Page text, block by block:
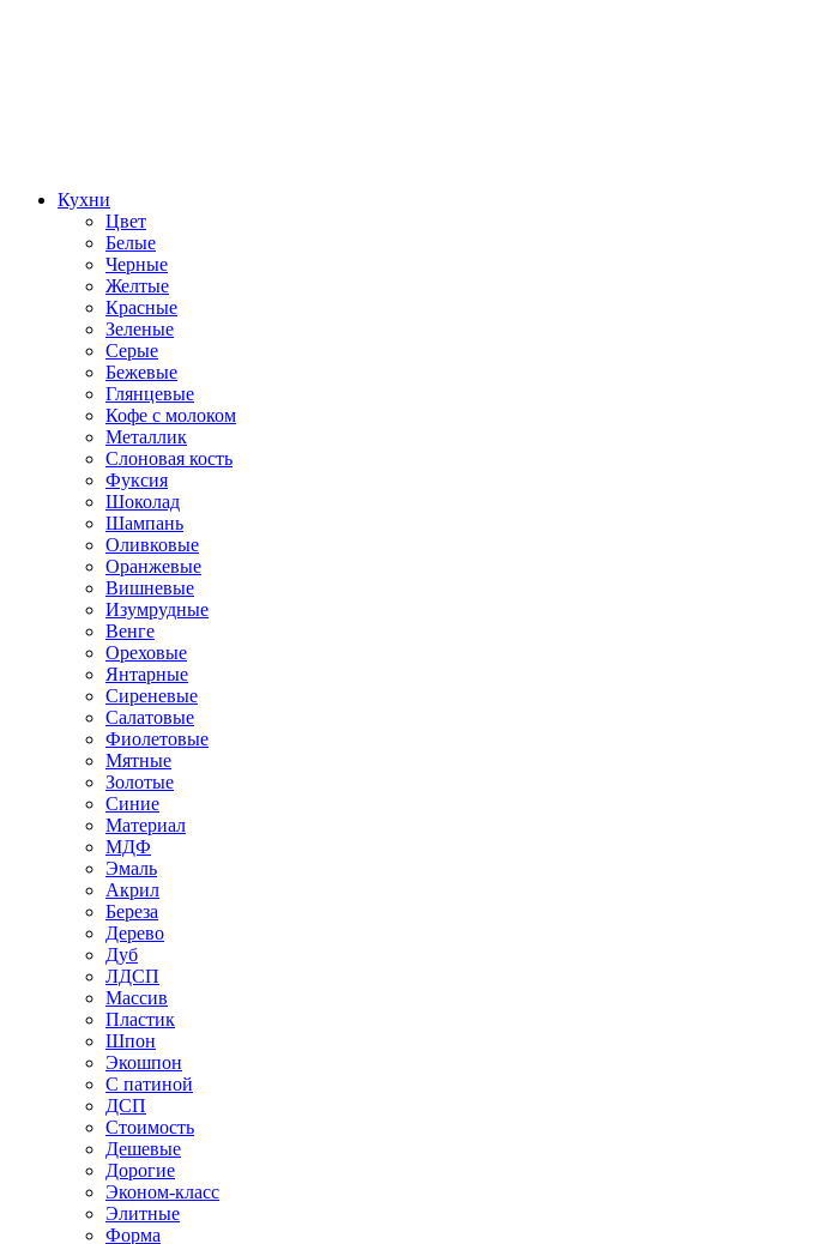
Кухни
Цвет
Белые
Черные
Желтые
Красные
Зеленые
Серые
Бежевые
Глянцевые
Кофе с молоком
Металлик
Слоновая кость
Фуксия
Шоколад
Шампань
Оливковые
Оранжевые
Вишневые
Изумрудные
Венге
Ореховые
Янтарные
Сиреневые
Салатовые
Фиолетовые
Мятные
Золотые
Синие
Материал
МДФ
Эмаль
Акрил
Береза
Дерево
Дуб
ЛДСП
Массив
Пластик
Шпон
Экошпон
С патиной
ДСП
Стоимость
Дешевые
Дорогие
Эконом-класс
Элитные
Форма